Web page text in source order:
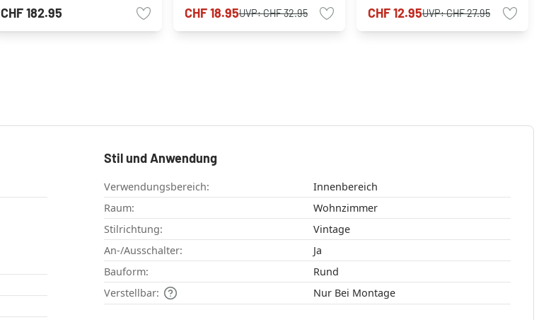
CHF 182.95 CHF 18.95UVP:CHF 32.95 CHF 12.95UVP:CHF 27.95
Stil und Anwendung
Verwendungsbereich:
Innenbereich
Raum:
Wohnzimmer
Stilrichtung:
Vintage
An-/Ausschalter:
Ja
Bauform:
Rund
Verstellbar:
Nur Bei Montage